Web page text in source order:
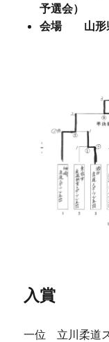
予選会）
会場 山形
入賞
一位 立川柔道